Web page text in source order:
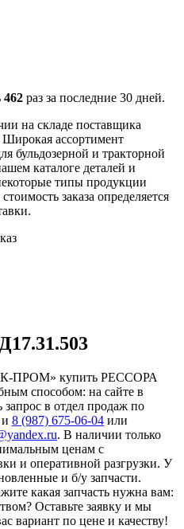
462 раз за последние 30 дней.
на складе поставщика
ассортимент
бульдозерной и тракторной
каталоге деталей и
типы продукции
заказа определяется
ПРОМ» купить РЕССОРА
способом: на сайте в
в отдел продаж по
и 8 (987) 675-06-04 или
. В наличии только
ценам с
и оперативной разгрузки. У
и б/у запчасти.
какая запчасть нужна вам:
Оставьте заявку и мы
вариант по цене и качеству!